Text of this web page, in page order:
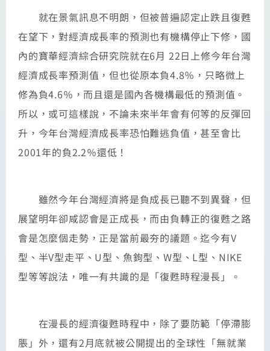
就在景氣訊息不明朗，但被普遍認定止跌且復甦
在望下，對經濟成長率的預測也有機構停止下修，國
內的寶華經濟綜合研究院就在6月 22日上修今年台灣
經濟成長率預測值，但也從原本負4.8％，只略微上
修為負4.6％，而且還是國內各機構最低的預測值。
所以，或可這樣說，不論未來半年會有何等的反彈回
升，今年台灣經濟成長率恐怕難逃負值，甚至會比
2001年的負2.2％還低！
雖然今年台灣經濟將是負成長已聽不到異聲，但
展望明年卻咸認會是正成長，而由負轉正的復甦之路
會是怎麼個走勢，正是當前最夯的議題。迄今有V
型、半V型走平、U型、魚鉤型、W型、L型、NIKE
型等等說法，唯一有共識的是「復甦時程漫長」。
在漫長的經濟復甦時程中，除了要防範「停滯膨
脹」外，還有2月底就被公開提出的全球性「無就業